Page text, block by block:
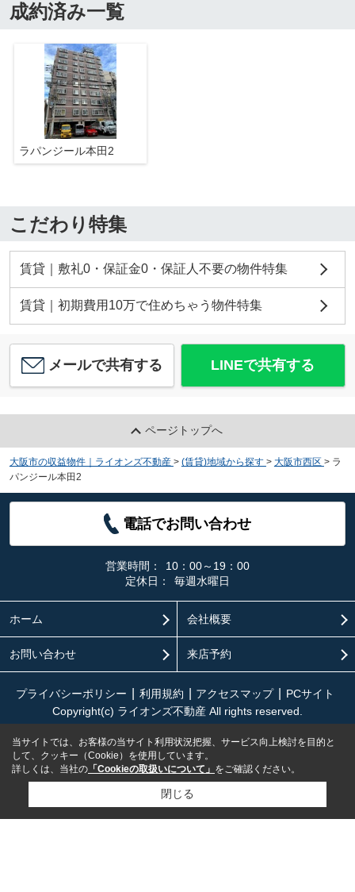
成約済み一覧
ラパンジール本田2
こだわり特集
賃貸｜敷礼0・保証金0・保証人不要の物件特集
賃貸｜初期費用10万で住めちゃう物件特集
メールで共有する LINEで共有する
ページトップへ
大阪市の収益物件｜ライオンズ不動産 > (賃貸)地域から探す > 大阪市西区 > ラ
パンジール本田2
電話でお問い合わせ
営業時間：
10：00～19：00
定休日：
毎週水曜日
ホーム 会社概要
お問い合わせ 来店予約
プライバシーポリシー 利用規約 アクセスマップ
PCサイト
Copyright(c) ライオンズ不動産 All rights reserved.
当サイトでは、お客様の当サイト利用状況把握、サービス向上検討を目的と
して、クッキー（Cookie）を使用しています。
詳しくは、当社の 「Cookieの取扱いについて」 をご確認ください。
閉じる